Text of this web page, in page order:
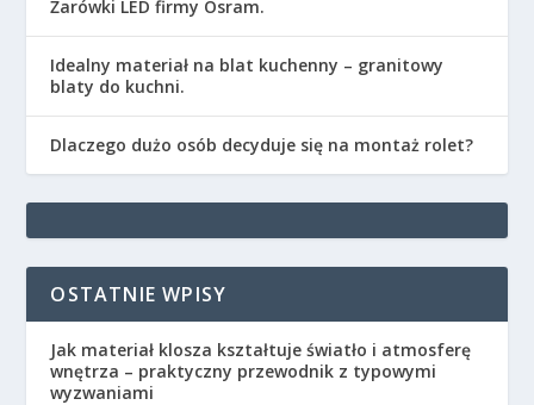
Żarówki LED firmy Osram.
Idealny materiał na blat kuchenny – granitowy
blaty do kuchni.
Dlaczego dużo osób decyduje się na montaż rolet?
OSTATNIE WPISY
Jak materiał klosza kształtuje światło i atmosferę
wnętrza – praktyczny przewodnik z typowymi
wyzwaniami